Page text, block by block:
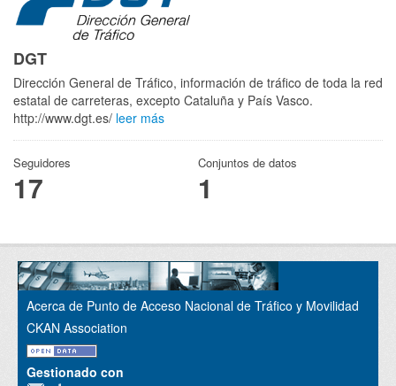
DGT
Dirección General de Tráfico, información de tráfico de toda la red
estatal de carreteras, excepto Cataluña y País Vasco.
http://www.dgt.es/ leer más
Seguidores
17
Conjuntos de datos
1
Acerca de Punto de Acceso Nacional de Tráfico y Movilidad
CKAN Association
Gestionado con